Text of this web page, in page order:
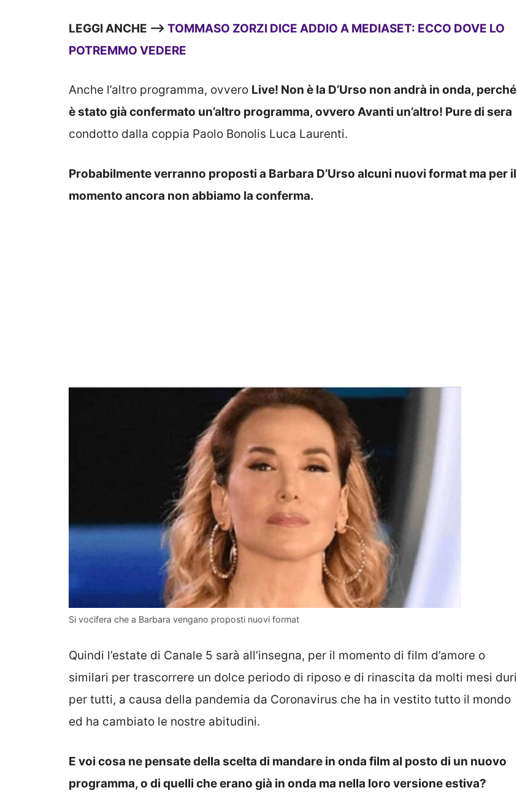
LEGGI ANCHE —-> TOMMASO ZORZI DICE ADDIO A MEDIASET: ECCO DOVE LO
POTREMMO VEDERE
Anche l’altro programma, ovvero Live! Non è la D’Urso non andrà in onda, perché
è stato già confermato un’altro programma, ovvero Avanti un’altro! Pure di sera
condotto dalla coppia Paolo Bonolis Luca Laurenti.
Probabilmente verranno proposti a Barbara D’Urso alcuni nuovi format ma per il
momento ancora non abbiamo la conferma.
Si vocifera che a Barbara vengano proposti nuovi format
Quindi l’estate di Canale 5 sarà all’insegna, per il momento di film d’amore o
similari per trascorrere un dolce periodo di riposo e di rinascita da molti mesi duri
per tutti, a causa della pandemia da Coronavirus che ha in vestito tutto il mondo
ed ha cambiato le nostre abitudini.
E voi cosa ne pensate della scelta di mandare in onda film al posto di un nuovo
programma, o di quelli che erano già in onda ma nella loro versione estiva?